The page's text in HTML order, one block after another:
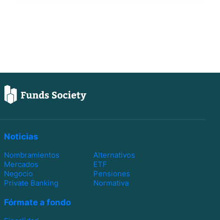
Noticias
Nombramientos
Alternativos
Mercados
ETF
Negocio
Pensiones
Private Banking
Normativa
Fórmate a fondo